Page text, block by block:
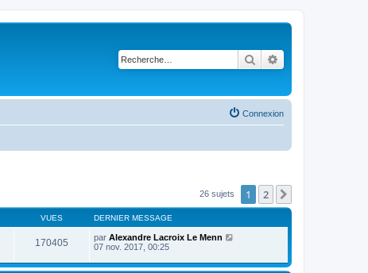
Rechercher
Connexion
26 sujets 1 2
VUES DERNIER MESSAGE
170405 par Alexandre Lacroix Le Menn
07 nov. 2017, 00:25